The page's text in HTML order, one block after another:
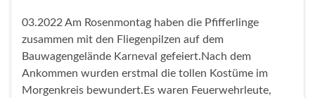
03.2022 Am Rosenmontag haben die Pfifferlinge
zusammen mit den Fliegenpilzen auf dem
Bauwagengelände Karneval gefeiert.Nach dem
Ankommen wurden erstmal die tollen Kostüme im
Morgenkreis bewundert.Es waren Feuerwehrleute,